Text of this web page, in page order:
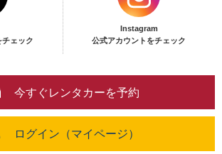
ェック
Instagram
公式アカウントをチェック
今すぐレンタカーを予約
ログイン（マイページ）